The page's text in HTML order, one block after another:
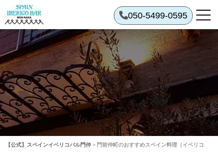
050-5499-0595
【公式】スペインイベリコバル門仲 > 門前仲町のおすすめスペイン料理（イベリコ